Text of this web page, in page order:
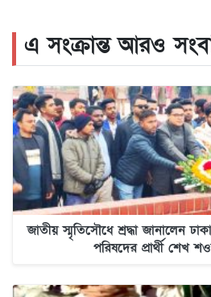
এ সংক্রান্ত আরও
জাতীয় স্মৃতিসৌধে শ্রদ্ধা জানালেন
পরিষদের প্রার্থী শেখ